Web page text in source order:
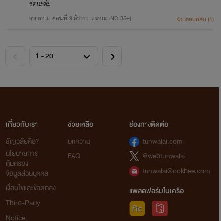
รอนะค่ะ
จากตอน: ตอนที่ 9 อ้าววว หมอคะ (NC 35+) ตอบกลับ (1)
เกี่ยวกับเรา
ธัญวลัยคือ?
นโยบายการ
คุ้มครอง
ข้อมูลส่วนบุคคล
เงื่อนไขและข้อตกลง
Third-Party
Notice
ช่วยเหลือ
บทความ
FAQ
ช่องทางติดต่อ
tunwalai.com
@webtunwalai
tunwalai@ookbee.com
แพลตฟอร์มในเครือ